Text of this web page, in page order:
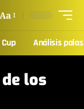
Aa
Análisis palas
los